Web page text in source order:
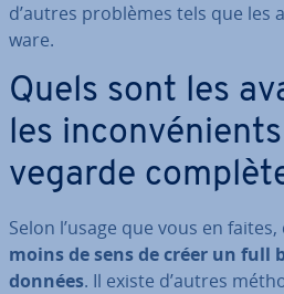
d’autres problèmes tels que
ware.
Quels sont les
les
ve­garde
Selon l’usage que vous en
moins de sens de créer un full
données. Il existe d’autres